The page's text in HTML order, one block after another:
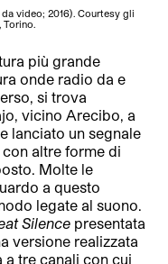
video; 2016). Courtesy gli
più grande
onde radio da e
si trova
vicino Arecibo, a
lanciato un segnale
altre forme di
Molte le
a questo
legate al suono.
Silence presentata
versione realizzata
a tre canali con cui